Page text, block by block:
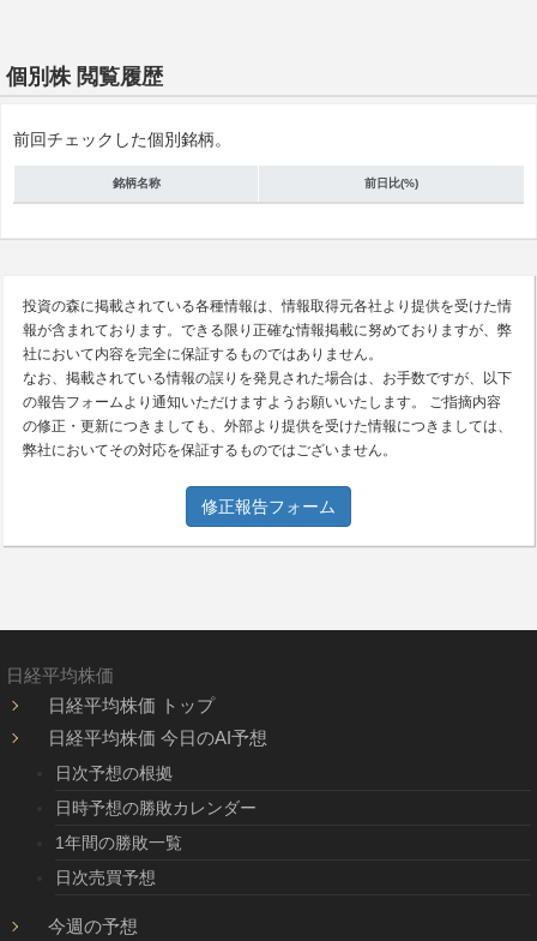
個別株 閲覧履歴
前回チェックした個別銘柄。
銘柄名称 前日比(%)
投資の森に掲載されている各種情報は、情報取得元各社より提供を受けた情
報が含まれております。できる限り正確な情報掲載に努めておりますが、弊
社において内容を完全に保証するものではありません。
なお、掲載されている情報の誤りを発見された場合は、お手数ですが、以下
の報告フォームより通知いただけますようお願いいたします。 ご指摘内容
の修正・更新につきましても、外部より提供を受けた情報につきましては、
弊社においてその対応を保証するものではございません。
修正報告フォーム
日経平均株価
日経平均株価 トップ
日経平均株価 今日のAI予想
日次予想の根拠
日時予想の勝敗カレンダー
1年間の勝敗一覧
日次売買予想
今週の予想